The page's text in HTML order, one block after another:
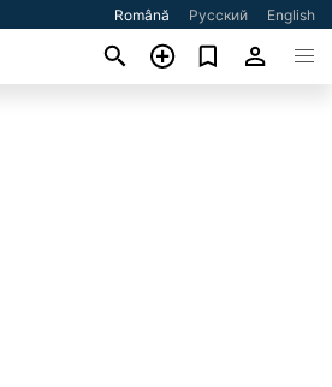
Română Русский English